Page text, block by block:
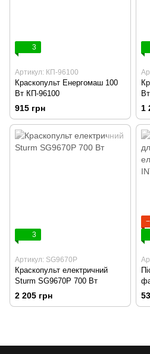
3
Артикул: КП-96100
Краскопульт Енергомаш 100
Вт КП-96100
915 грн 1
3
Артикул: SG9670P
Краскопульт електричний
Sturm SG9670P 700 Вт
2 205 грн